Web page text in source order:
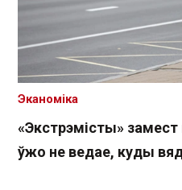
«Экстрэмісты»
ўжо не ведае, куды
Эканоміка